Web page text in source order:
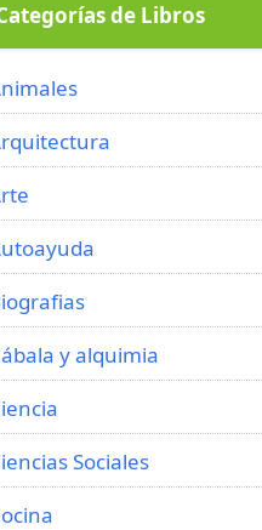
de Libros
y alquimia
Sociales